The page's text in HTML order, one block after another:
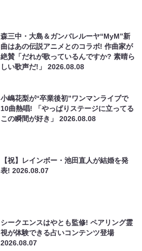
森三中・大島＆ガンバレルーヤ“MyM”新
曲はあの伝説アニメとのコラボ! 作曲家が
絶賛「だれが歌っているんですか? 素晴ら
しい歌声だ!」2026.08.08
小嶋花梨が“卒業後初”ワンマンライブで
10曲熱唱! 「やっぱりステージに立ってる
この瞬間が好き」2026.08.08
【祝】レインボー・池田直人が結婚を発
表!2026.08.07
シークエンスはやとも監修! ペアリング霊
視が体験できる占いコンテンツ登場
2026.08.07